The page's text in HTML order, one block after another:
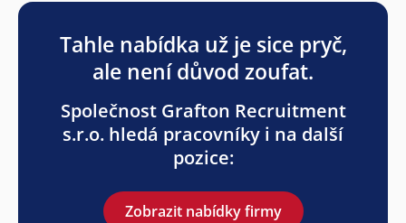
Tahle nabídka už je sice pryč,
ale není důvod zoufat.
Společnost Grafton Recruitment
s.r.o. hledá pracovníky i na další
pozice:
Zobrazit nabídky firmy